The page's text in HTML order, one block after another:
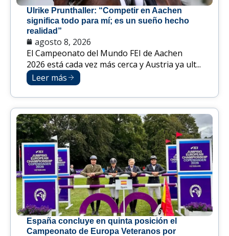
Ulrike Prunthaller: “Competir en Aachen
significa todo para mí; es un sueño hecho
realidad”
agosto 8, 2026
El Campeonato del Mundo FEI de Aachen
2026 está cada vez más cerca y Austria ya ult...
Leer más
España concluye en quinta posición el
Campeonato de Europa Veteranos por